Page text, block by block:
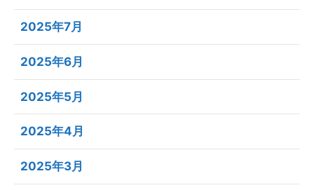
2025年7月
2025年6月
2025年5月
2025年4月
2025年3月